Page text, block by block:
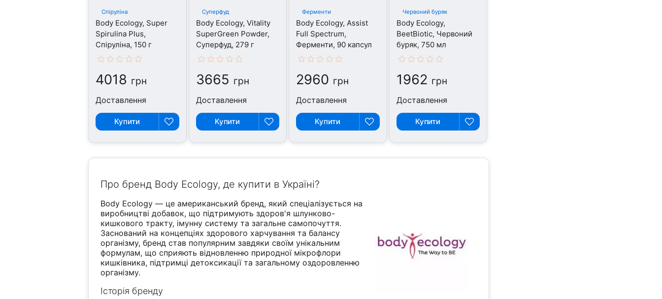
Спіруліна
Body Ecology, Super
Spirulina Plus,
Спіруліна, 150 г
4018 грн
Доставлення
Купити
Суперфуд
Body Ecology, Vitality
SuperGreen Powder,
Суперфуд, 279 г
3665 грн
Доставлення
Купити
Ферменти
Body Ecology, Assist
Full Spectrum,
Ферменти, 90 капсул
2960 грн
Доставлення
Купити
Червоний буряк
Body Ecology,
BeetBiotic, Червоний
буряк, 750 мл
1962 грн
Доставлення
Купити
Про бренд Body Ecology, де купити в Україні?
Body Ecology — це американський бренд, який спеціалізується на
виробництві добавок, що підтримують здоров'я шлунково-
кишкового тракту, імунну систему та загальне самопочуття.
Заснований на концепціях здорового харчування та балансу
організму, бренд став популярним завдяки своїм унікальним
формулам, що сприяють відновленню природної мікрофлори
кишківника, підтримці детоксикації та загальному оздоровленню
організму.
Історія бренду